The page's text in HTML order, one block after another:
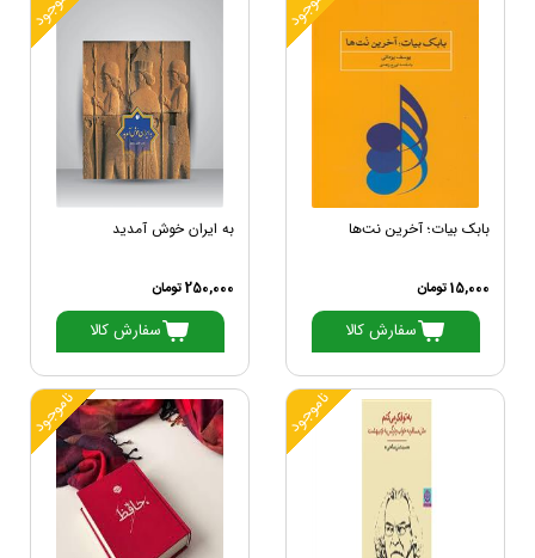
بابک بیات؛ آخرین نت‌ها
15,000 تومان
سفارش کالا
به ایران خوش آمدید
250,000 تومان
سفارش کالا
ناموجود ناموجود